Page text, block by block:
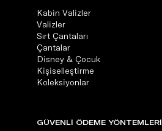
Kabin Valizler
Valizler
Sırt Çantaları
Çantalar
Disney & Çocuk
Kişiselleştirme
Koleksiyonlar
GÜVENLİ ÖDEME YÖNTEMLERİ